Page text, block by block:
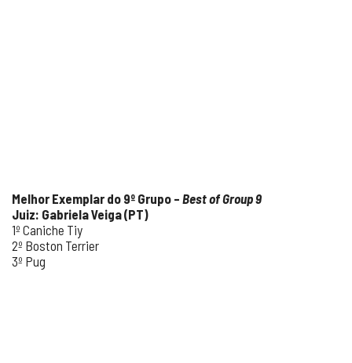
Melhor Exemplar do 9º Grupo – Best of Group 9
Juiz: Gabriela Veiga (PT)
1º Caniche Tiy
2º Boston Terrier
3º Pug